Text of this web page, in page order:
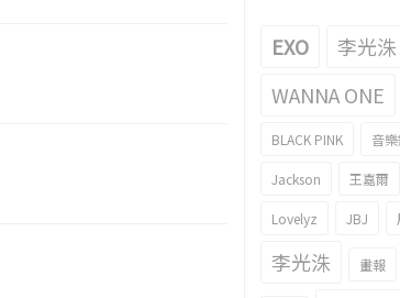
EXO 李光洙
WANNA ONE
BLACK PINK 音
Jackson 王嘉爾
Lovelyz JBJ
李光洙 畫報